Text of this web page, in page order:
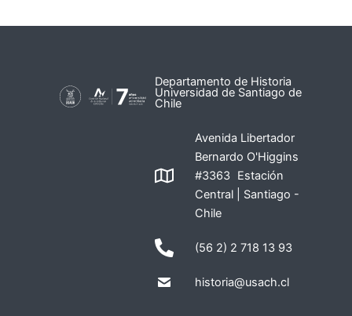
Departamento de Historia
Universidad de Santiago de
Chile
Avenida Libertador
Bernardo O'Higgins
#3363 Estación
Central | Santiago -
Chile
(56 2) 2 718 13 93
historia@usach.cl